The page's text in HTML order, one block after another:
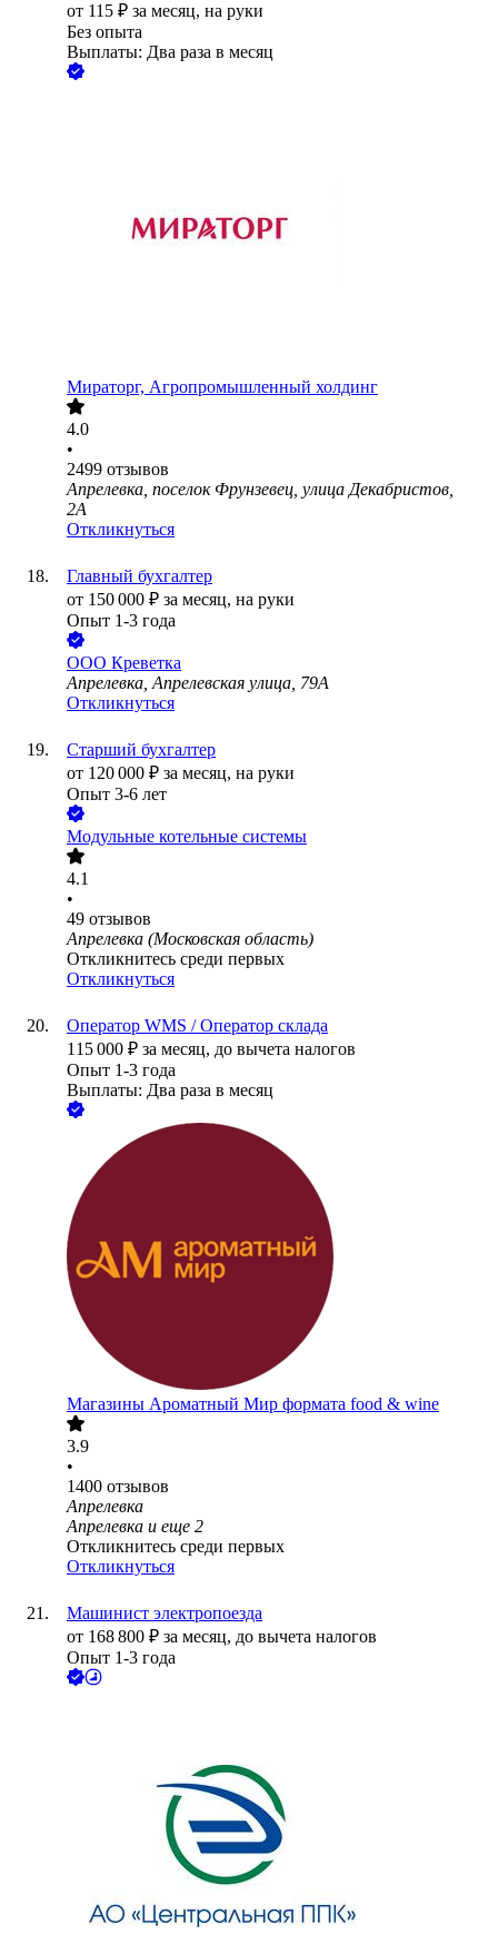
от 115 ₽ за месяц, на руки
Без опыта
Выплаты: Два раза в месяц
Мираторг, Агропромышленный холдинг
4.0
•
2499 отзывов
Апрелевка, поселок Фрунзевец, улица Декабристов,
2А
Откликнуться
Главный бухгалтер
от 150 000 ₽ за месяц, на руки
Опыт 1-3 года
ООО Креветка
Апрелевка, Апрелевская улица, 79А
Откликнуться
Старший бухгалтер
от 120 000 ₽ за месяц, на руки
Опыт 3-6 лет
Модульные котельные системы
4.1
•
49 отзывов
Апрелевка (Московская область)
Откликнитесь среди первых
Откликнуться
Оператор WMS / Оператор склада
115 000 ₽ за месяц, до вычета налогов
Опыт 1-3 года
Выплаты: Два раза в месяц
Магазины Ароматный Мир формата food & wine
3.9
•
1400 отзывов
Апрелевка
Апрелевка и еще 2
Откликнитесь среди первых
Откликнуться
Машинист электропоезда
от 168 800 ₽ за месяц, до вычета налогов
Опыт 1-3 года